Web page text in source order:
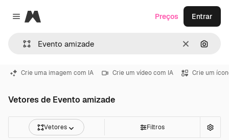
Close menu
Magnific
Limpar
Preços Entrar
Crie uma imagem com IA Crie um vídeo com IA Crie um
Vetores de Evento amizade
Vetores Filtros